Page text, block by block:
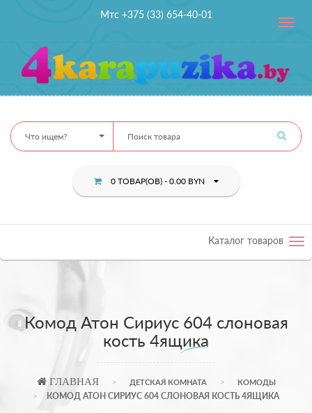
Мтс +375 (33) 654-40-01
Toggle
Что ищем?
0 ТОВАР(ОВ) - 0.00 BYN
Каталог товаров
Комод Атон Сириус 604 слоновая
кость 4ящика
ГЛАВНАЯ ДЕТСКАЯ КОМНАТА КОМОДЫ
КОМОД АТОН СИРИУС 604 СЛОНОВАЯ КОСТЬ 4ЯЩИКА